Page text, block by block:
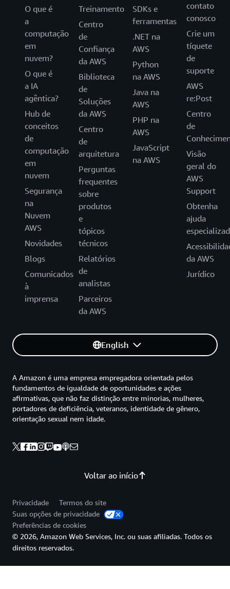
O que é
a
computação
em
nuvem?
O que é
a IA
agêntica?
Hub de
conceitos
de
computação
em
nuvem
Segurança
na
Nuvem
AWS
Novidades
Blogs
Comunicados
à
imprensa
Treinamento
Centro
de
Confiança
da AWS
Biblioteca
de
Soluções
da AWS
Centro
de
arquitetura
Perguntas
frequentes
sobre
produtos
e
tópicos
técnicos
Relatórios
de
analistas
Parceiros
da AWS
SDKs e
ferramentas
.NET na
AWS
Python
na AWS
Java na
AWS
PHP na
AWS
JavaScript
na AWS
contato
conosco
Crie um
tíquete
de
suporte
AWS
re:Post
Centro
de
Visão
geral do
AWS
Support
Obtenha
ajuda
da AWS
Jurídico
English
Voltar ao início
A Amazon é uma empresa empregadora orientada pelos
fundamentos de igualdade de oportunidades e ações
afirmativas, que não faz distinção entre minorias, mulheres,
portadores de deficiência, veteranos, identidade de gênero,
orientação sexual nem idade.
Privacidade
Termos do site
Suas opções de privacidade
Preferências de cookies
© 2026, Amazon Web Services, Inc. ou suas afiliadas. Todos os
direitos reservados.